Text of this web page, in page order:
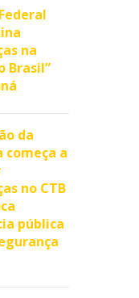
na
Brasil”
da
começa a
no CTB
pública